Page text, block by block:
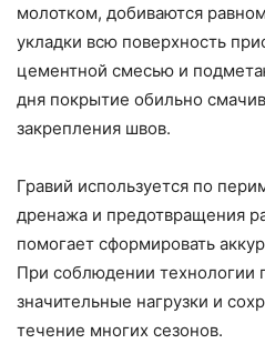
молотком, добиваются
укладки всю поверхность
цементной смесью и
дня покрытие обильно
закрепления швов.
Гравий используется по
дренажа и предотвращения
помогает сформировать
При соблюдении технологии
значительные нагрузки и
течение многих сезонов.